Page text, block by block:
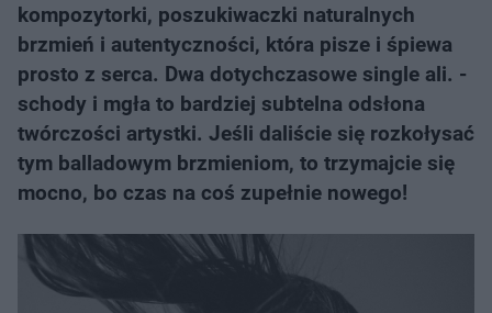
kompozytorki, poszukiwaczki naturalnych
brzmień i autentyczności, która pisze i śpiewa
prosto z serca. Dwa dotychczasowe single ali. -
schody i mgła to bardziej subtelna odsłona
twórczości artystki. Jeśli daliście się rozkołysać
tym balladowym brzmieniom, to trzymajcie się
mocno, bo czas na coś zupełnie nowego!